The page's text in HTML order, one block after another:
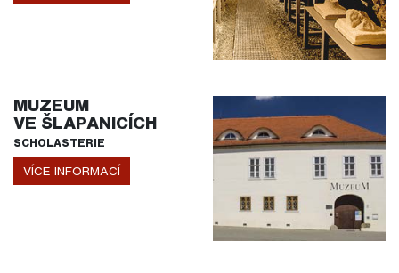
MUZEUM
VE ŠLAPANICÍCH
SCHOLASTERIE
VÍCE INFORMACÍ